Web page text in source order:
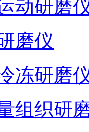
动研磨
磨仪
冻研磨
组织研